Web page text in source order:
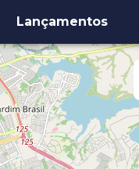
Lançamentos